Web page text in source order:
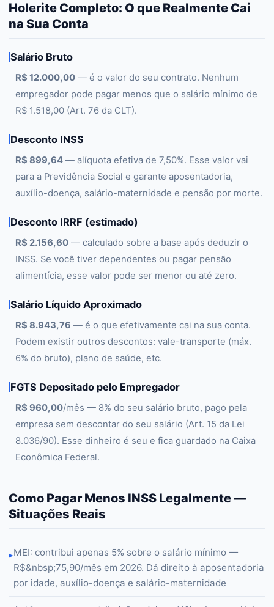
Holerite Completo: O que Realmente Cai
na Sua Conta
Salário Bruto
R$ 12.000,00 — é o valor do seu contrato. Nenhum
empregador pode pagar menos que o salário mínimo de
R$ 1.518,00 (Art. 76 da CLT).
Desconto INSS
R$ 899,64 — alíquota efetiva de 7,50%. Esse valor vai
para a Previdência Social e garante aposentadoria,
auxílio-doença, salário-maternidade e pensão por morte.
Desconto IRRF (estimado)
R$ 2.156,60 — calculado sobre a base após deduzir o
INSS. Se você tiver dependentes ou pagar pensão
alimentícia, esse valor pode ser menor ou até zero.
Salário Líquido Aproximado
R$ 8.943,76 — é o que efetivamente cai na sua conta.
Podem existir outros descontos: vale-transporte (máx.
6% do bruto), plano de saúde, etc.
FGTS Depositado pelo Empregador
R$ 960,00/mês — 8% do seu salário bruto, pago pela
empresa sem descontar do seu salário (Art. 15 da Lei
8.036/90). Esse dinheiro é seu e fica guardado na Caixa
Econômica Federal.
Como Pagar Menos INSS Legalmente —
Situações Reais
▸MEI: contribui apenas 5% sobre o salário mínimo —
R$&nbsp;75,90/mês em 2026. Dá direito à aposentadoria
por idade, auxílio-doença e salário-maternidade